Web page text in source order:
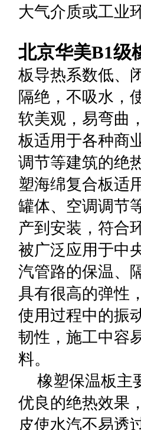
大气介质或工业
北京华美B1级
板导热系数低、
隔绝，不吸水，
软美观，易弯曲
板适用于各种商
调节等建筑的绝
塑海绵复合板适
罐体、空调调节
产到安装，符合
被广泛应用于中
汽管路的保温、
具有很高的弹性
使用过程中的振
韧性，施工中容
料。
橡塑保温板主
优良的绝热效果
皮使水汽不易透